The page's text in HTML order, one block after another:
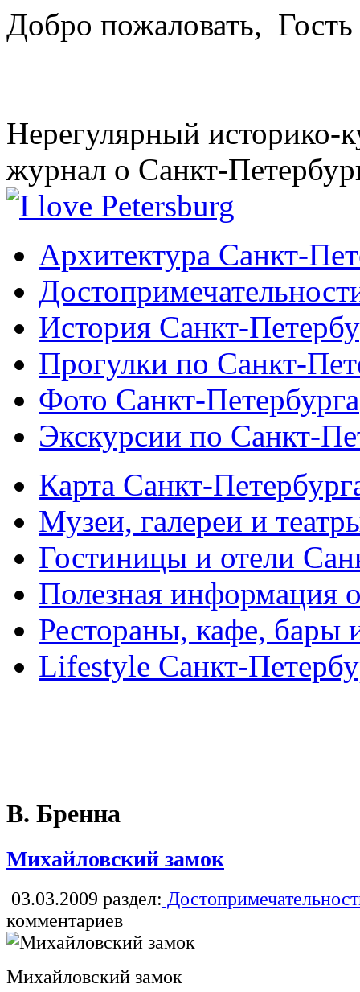
Добро пожаловать, Гость
Нерегулярный историко-
журнал о Санкт-
Архитектура Санкт-
История Санкт-
Прогулки по Санкт-
Фото Санкт-Петербурга
Экскурсии по Санкт-
Карта Санкт-
Музеи, галереи и
Гостиницы и отели
Полезная информация
Рестораны, кафе, бары
Lifestyle Санкт-
В. Бренна
Михайловский замок
03.03.2009 раздел:
комментариев
Михайловский замок